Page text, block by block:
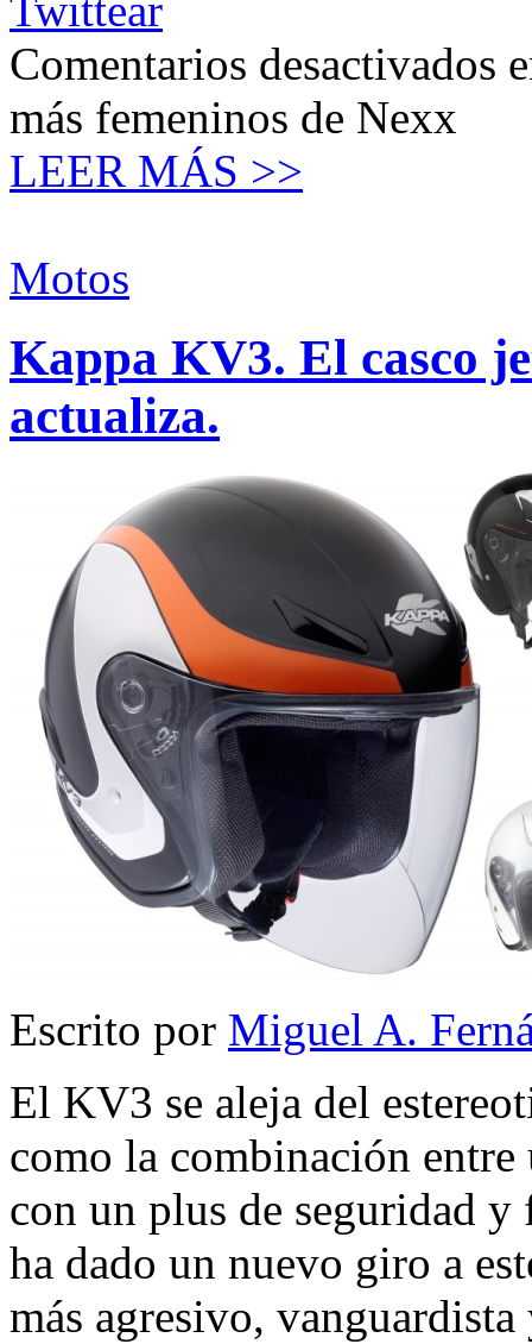
Twittear
Comentarios desactivados
más femeninos de Nexx
LEER MÁS >>
Motos
Kappa KV3. El casco
actualiza.
Escrito por Miguel A.
El KV3 se aleja del
como la combinación
con un plus de seguridad
ha dado un nuevo giro a
más agresivo,